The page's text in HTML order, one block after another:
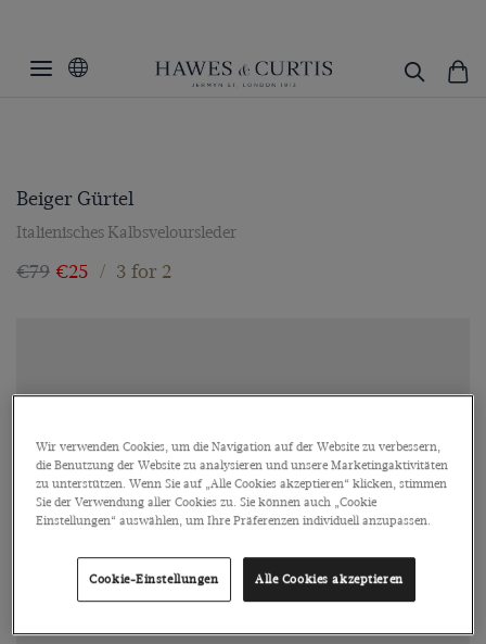
Beiger Gürtel
Italienisches Kalbsveloursleder
€79 €25 / 3 for 2
Wir verwenden Cookies, um die Navigation auf der Website zu verbessern,
die Benutzung der Website zu analysieren und unsere Marketingaktivitäten
zu unterstützen. Wenn Sie auf „Alle Cookies akzeptieren“ klicken, stimmen
Sie der Verwendung aller Cookies zu. Sie können auch „Cookie
Einstellungen“ auswählen, um Ihre Präferenzen individuell anzupassen.
Cookie-Einstellungen Alle Cookies akzeptieren